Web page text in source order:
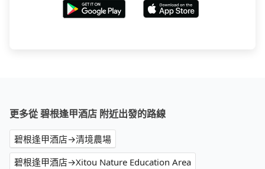
更多從 碧根逢甲酒店 附近出發的路線
碧根逢甲酒店→清境農場
碧根逢甲酒店→Xitou Nature Education Area